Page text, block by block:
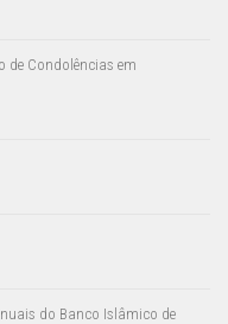
de Condolências em
do Banco Islâmico de